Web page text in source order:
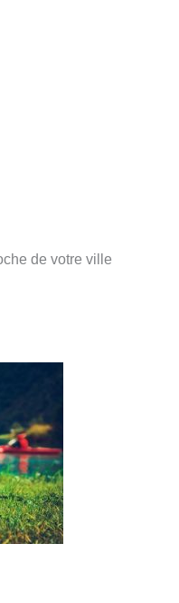
de votre ville